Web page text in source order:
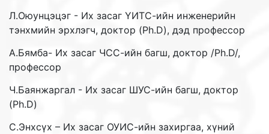
Л.Оюунцэцэг - Их засаг ҮИТС-ийн инженерийн
тэнхмийн эрхлэгч, доктор (Ph.D), дэд профессор
А.Бямба- Их засаг ЧСС-ийн багш, доктор /Ph.D/,
профессор
Ч.Баянжаргал - Их засаг ШУС-ийн багш, доктор
(Ph.D)
С.Энхсүх – Их засаг ОУИС-ийн захиргаа, хүний